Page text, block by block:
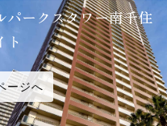
パークスタワー南千住
ト
ージへ